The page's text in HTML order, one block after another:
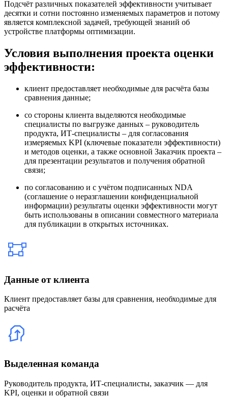
Подсчёт различных показателей эффективности учитывает
десятки и сотни постоянно изменяемых параметров и потому
является комплексной задачей, требующей знаний об
устройстве платформы оптимизации.
Условия выполнения проекта оценки
эффективности:
клиент предоставляет необходимые для расчёта базы
сравнения данные;
со стороны клиента выделяются необходимые
специалисты по выгрузке данных – руководитель
продукта, ИТ-специалисты – для согласования
измеряемых KPI (ключевые показатели эффективности)
и методов оценки, а также основной Заказчик проекта –
для презентации результатов и получения обратной
связи;
по согласованию и с учётом подписанных NDA
(соглашение о неразглашении конфиденциальной
информации) результаты оценки эффективности могут
быть использованы в описании совместного материала
для публикации в открытых источниках.
Данные от клиента
Клиент предоставляет базы для сравнения, необходимые для
расчёта
Выделенная команда
Руководитель продукта, ИТ-специалисты, заказчик — для
KPI, оценки и обратной связи